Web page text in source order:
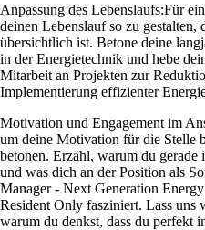
Anpassung des Lebenslaufs:Für
deinen Lebenslauf so zu gestalten,
übersichtlich ist. Betone deine
in der Energietechnik und hebe
Mitarbeit an Projekten zur
Implementierung effizienter
Motivation und Engagement im
um deine Motivation für die Stelle
betonen. Erzähl, warum du gerade
und was dich an der Position als
Manager - Next Generation
Resident Only fasziniert. Lass uns
warum du denkst, dass du perfekt